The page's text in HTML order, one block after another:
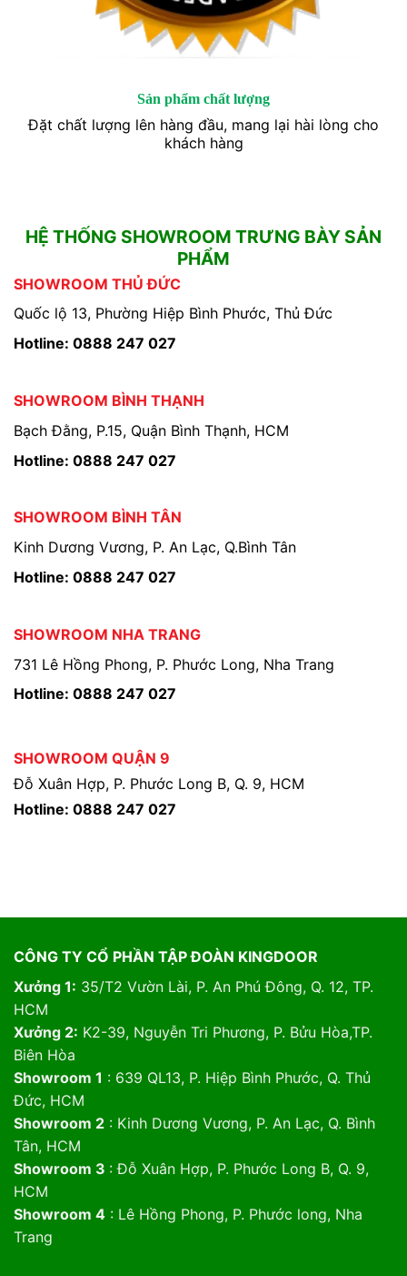
Sản phẩm chất lượng
Đặt chất lượng lên hàng đầu, mang lại hài lòng cho
khách hàng
HỆ THỐNG SHOWROOM TRƯNG BÀY SẢN
PHẨM
SHOWROOM THỦ ĐỨC
Quốc lộ 13, Phường Hiệp Bình Phước, Thủ Đức
Hotline: 0888 247 027
SHOWROOM BÌNH THẠNH
Bạch Đằng, P.15, Quận Bình Thạnh, HCM
Hotline: 0888 247 027
SHOWROOM BÌNH TÂN
Kinh Dương Vương, P. An Lạc, Q.Bình Tân
Hotline: 0888 247 027
SHOWROOM NHA TRANG
731 Lê Hồng Phong, P. Phước Long, Nha Trang
Hotline: 0888 247 027
SHOWROOM QUẬN 9
Đỗ Xuân Hợp, P. Phước Long B, Q. 9, HCM
Hotline: 0888 247 027
CÔNG TY CỔ PHẦN TẬP ĐOÀN KINGDOOR
Xưởng 1: 35/T2 Vườn Lài, P. An Phú Đông, Q. 12, TP.
HCM
Xưởng 2: K2-39, Nguyễn Tri Phương, P. Bửu Hòa,TP.
Biên Hòa
Showroom 1 : 639 QL13, P. Hiệp Bình Phước, Q. Thủ
Đức, HCM
Showroom 2: Kinh Dương Vương, P. An Lạc, Q. Bình
Tân, HCM
Showroom 3 : Đỗ Xuân Hợp, P. Phước Long B, Q. 9,
HCM
Showroom 4: Lê Hồng Phong, P. Phước long, Nha
Trang